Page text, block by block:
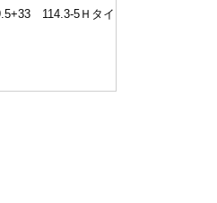
114.3-5Ｈタイ